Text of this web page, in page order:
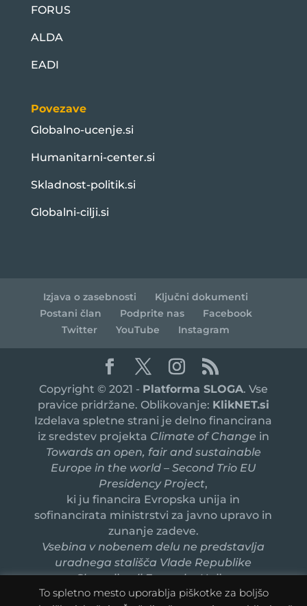
FORUS
ALDA
EADI
Povezave
Globalno-ucenje.si
Humanitarni-center.si
Skladnost-politik.si
Globalni-cilji.si
Izjava o zasebnosti
Ključni dokumenti
Postani član
Podprite nas
Facebook
Twitter
YouTube Instagram
Copyright © 2021 - Platforma SLOGA. Vse
pravice pridržane. Oblikovanje: KlikNET.si
Izdelava spletne strani je delno financirana
iz sredstev projekta Climate of Change in
Towards an open, fair and sustainable
Europe in the world – Second Trio EU
Presidency Project,
ki ju financira Evropska unija in
sofinancirata ministrstvi za javno upravo in
zunanje zadeve.
Vsebina v nobenem delu ne predstavlja
uradnega stališča Vlade Republike
Slovenije ali Evropske Unije.
To spletno mesto uporablja piškotke za boljšo